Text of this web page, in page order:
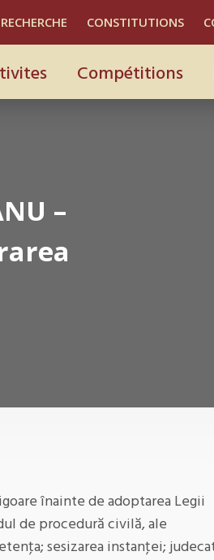
RECHERCHE CONSTITUTIONS
Compétitions
–
înainte de adoptarea Legii
de procedură civilă, ale
sesizarea instanţei;